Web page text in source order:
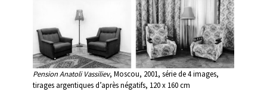
Pension Anatoli Vassiliev, Moscou, 2001, série de 4 images,
tirages argentiques d’après négatifs, 120 x 160 cm